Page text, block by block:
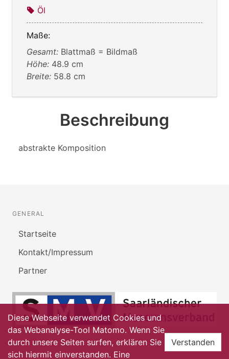
Öl
Maße:
Gesamt: Blattmaß = Bildmaß
Höhe: 48.9 cm
Breite: 58.8 cm
Beschreibung
abstrakte Komposition
GENERAL
Startseite
Kontakt/Impressum
Partner
Diese Webseite verwendet Cookies und
das Webanalyse-Tool Matomo. Wenn Sie
durch unsere Seiten surfen, erklären Sie
sich hiermit einverstanden. Eine
Verstanden